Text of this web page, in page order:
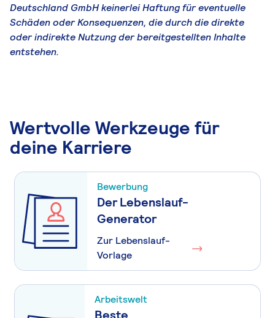
Deutschland GmbH keinerlei Haftung für eventuelle
Schäden oder Konsequenzen, die durch die direkte
oder indirekte Nutzung der bereitgestellten Inhalte
entstehen.
Wertvolle Werkzeuge für
deine Karriere
Bewerbung
Der Lebenslauf-
Generator
Zur Lebenslauf-
Vorlage
Arbeitswelt
Beste